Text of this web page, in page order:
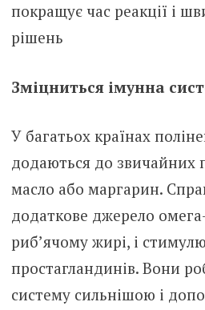
покращує час реакції і
рішень
Зміцниться імунна
У багатьох країнах
додаються до звичайних
масло або маргарин.
додаткове джерело
риб’ячому жирі, і
простагландинів. Вони
систему сильнішою і